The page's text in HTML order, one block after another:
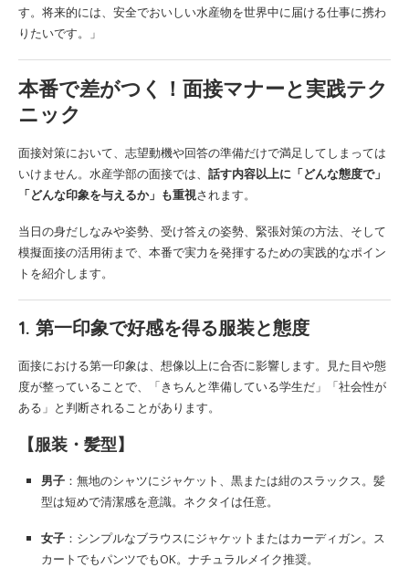
す。将来的には、安全でおいしい水産物を世界中に届ける仕事に携わ
りたいです。」
本番で差がつく！面接マナーと実践テク
ニック
面接対策において、志望動機や回答の準備だけで満足してしまっては
いけません。水産学部の面接では、 話す内容以上に「どんな態度で」
「どんな印象を与えるか」も重視されます。
当日の身だしなみや姿勢、受け答えの姿勢、緊張対策の方法、そして
模擬面接の活用術まで、本番で実力を発揮するための実践的なポイン
トを紹介します。
1. 第一印象で好感を得る服装と態度
面接における第一印象は、想像以上に合否に影響します。見た目や態
度が整っていることで、「きちんと準備している学生だ」「社会性が
ある」と判断されることがあります。
【服装・髪型】
男子 ：無地のシャツにジャケット、黒または紺のスラックス。髪
型は短めで清潔感を意識。ネクタイは任意。
女子 ：シンプルなブラウスにジャケットまたはカーディガン。ス
カートでもパンツでもOK。ナチュラルメイク推奨。